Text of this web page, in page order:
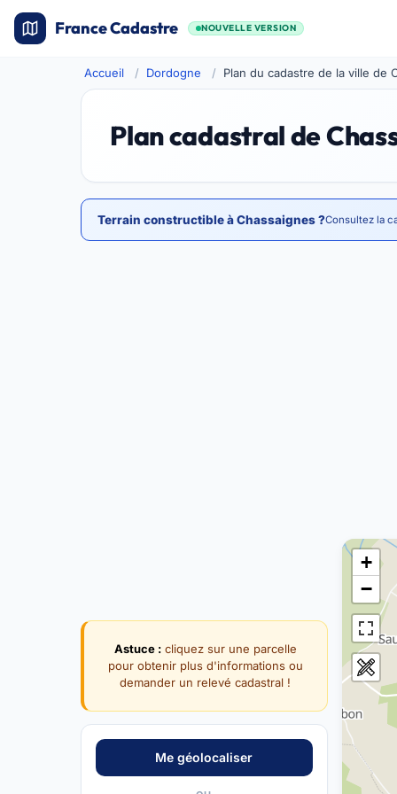
France Cadastre NOUVELLE VERSION
Accueil Dordogne Plan du cadastre de la ville de
Plan cadastral de
Terrain constructible à Chassaignes ?Consultez la
Astuce :cliquez sur une parcelle
pour obtenir plus d'informations ou
demander un relevé cadastral !
+
−